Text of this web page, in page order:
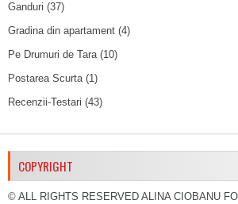
Ganduri (37)
Gradina din apartament (4)
Pe Drumuri de Tara(10)
Postarea Scurta(1)
Recenzii-Testari (43)
COPYRIGHT
© ALL RIGHTS RESERVED ALINA CIOBANU